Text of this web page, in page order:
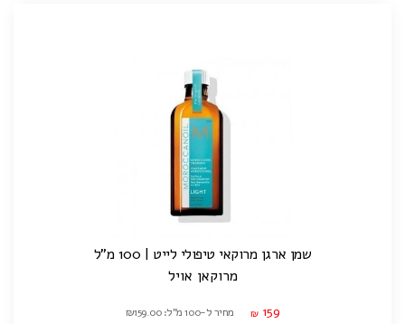
שמן ארגן מרוקאי טיפולי לייט | 100 מ"ל
מרוקאן אויל
₪ 159 מחיר ל-100 מ"ל: ₪159.00